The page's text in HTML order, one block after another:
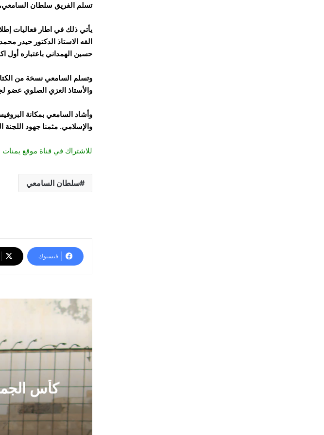
تسلم الفريق سلطان
يأتي ذلك في اطار فعاليات
الفه الاستاذ الدكتور حيدر
حسين الهمداني باعتباره أول
وتسلم السامعي نسخة من
والأستاذ العزي الصلوي عضو
وأشاد السامعي بمكانة
والإسلامي. مثمنا جهود
للاشتراك في قناة موقع يمنات
سلطان السامعي
فيسبوك
كأس الجمهورية.. المكلا يُكمل عقد الفرق